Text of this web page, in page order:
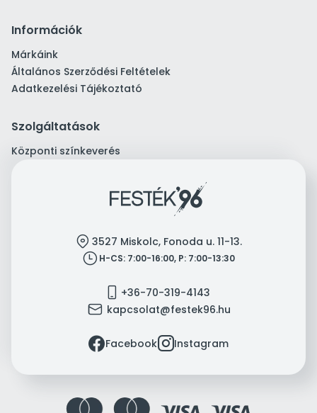
Információk
Márkáink
Általános Szerződési Feltételek
Adatkezelési Tájékoztató
Szolgáltatások
Központi színkeverés
location 3527 Miskolc, Fonoda u. 11-13.
clock H-CS: 7:00-16:00, P: 7:00-13:30
mobile +36-70-319-4143
mail kapcsolat@festek96.hu
facebookFacebookinstagramInstagram